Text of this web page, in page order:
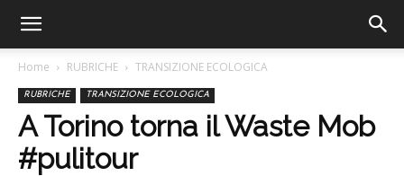
Home RUBRICHE TRANSIZIONE ECOLOGICA
RUBRICHE TRANSIZIONE ECOLOGICA
A Torino torna il Waste Mob
#pulitour